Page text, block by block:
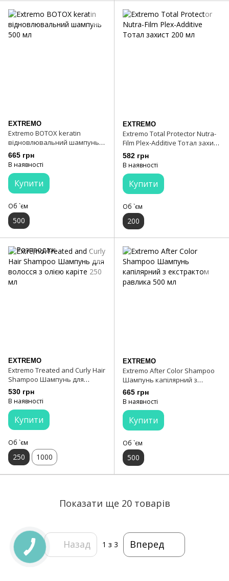
EXTREMO
Extremo BOTOX keratin
відновлювальний шампунь
500 мл
665 грн
В наявності
Купити
Об `єм
500
EXTREMO
Extremo Total Protector Nutra-
Film Plex-Additive Тотал захист
200 мл
582 грн
В наявності
Купити
Об `єм
200
EXTREMO
Extremo Treated and Curly Hair
Shampoo Шампунь для
волосся з олією каріте 250 мл
530 грн
В наявності
Купити
Об `єм
250 1000
EXTREMO
Extremo After Color Shampoo
Шампунь капілярний з
екстрактом равлика 500 мл
665 грн
В наявності
Купити
Об `єм
500
Показати ще 20 товарів
Назад 1 з 3 Вперед